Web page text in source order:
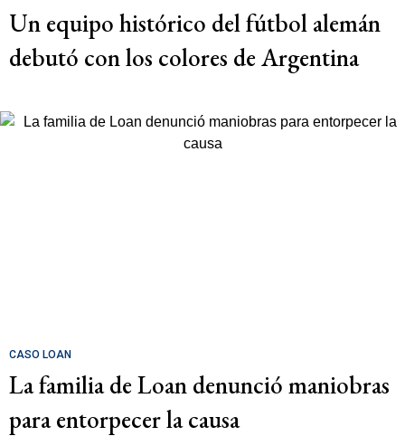
Un equipo histórico del fútbol alemán
debutó con los colores de Argentina
CASO LOAN
La familia de Loan denunció maniobras
para entorpecer la causa